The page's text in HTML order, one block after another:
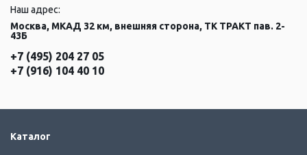
Наш адрес:
Москва, МКАД 32 км, внешняя сторона, ТК ТРАКТ пав. 2-
43Б
+7 (495) 204 27 05
+7 (916) 104 40 10
Каталог